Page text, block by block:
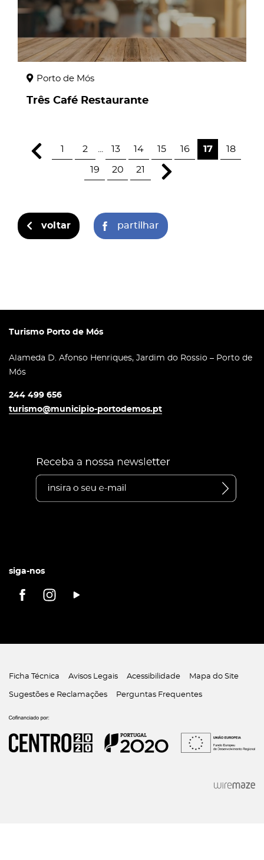
Porto de Mós
Três Café Restaurante
1 2 13 14 15 16 17 18
19 20 21
voltar partilhar
Turismo Porto de Mós
Alameda D. Afonso Henriques, Jardim do Rossio – Porto de
Mós
244 499 656
turismo@municipio-portodemos.pt
siga-nos
Ficha Técnica Avisos Legais Acessibilidade Mapa do Site
Sugestões e Reclamações Perguntas Frequentes